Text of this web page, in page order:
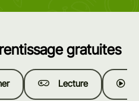
gratuites
Lecture